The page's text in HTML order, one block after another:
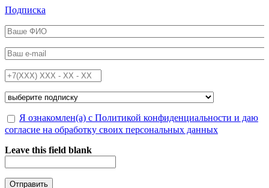
Перейти к основному содержанию
Подписка
ФИО*
Email*
Телефон*
Подписка на*
Обработка персональных данных*
Я ознакомлен(а) с Политикой конфиденциальности и даю
согласие на обработку своих персональных данных
Leave this field blank